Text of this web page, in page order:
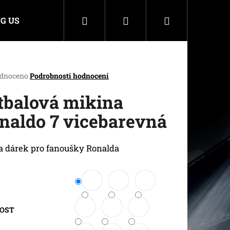
US Hledat PřihlášeníNákupní
Podrobnosti hodnocení
mikina
7 vicebarevná
dárek pro fanoušky Ronalda